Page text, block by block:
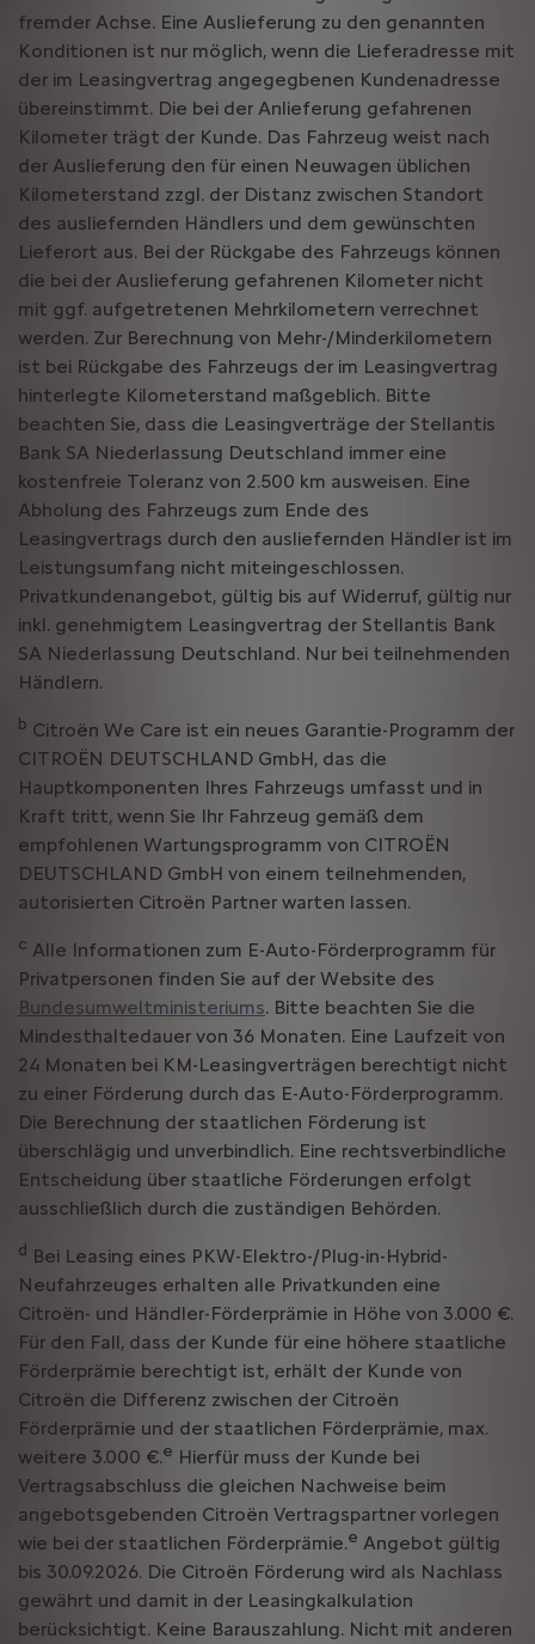
fremder Achse. Eine Auslieferung zu den genannten
Konditionen ist nur möglich, wenn die Lieferadresse mit
der im Leasingvertrag angegegbenen Kundenadresse
übereinstimmt. Die bei der Anlieferung gefahrenen
Kilometer trägt der Kunde. Das Fahrzeug weist nach
der Auslieferung den für einen Neuwagen üblichen
Kilometerstand zzgl. der Distanz zwischen Standort
des ausliefernden Händlers und dem gewünschten
Lieferort aus. Bei der Rückgabe des Fahrzeugs können
die bei der Auslieferung gefahrenen Kilometer nicht
mit ggf. aufgetretenen Mehrkilometern verrechnet
werden. Zur Berechnung von Mehr-/Minderkilometern
ist bei Rückgabe des Fahrzeugs der im Leasingvertrag
hinterlegte Kilometerstand maßgeblich. Bitte
beachten Sie, dass die Leasingverträge der Stellantis
Bank SA Niederlassung Deutschland immer eine
kostenfreie Toleranz von 2.500 km ausweisen. Eine
Abholung des Fahrzeugs zum Ende des
Leasingvertrags durch den ausliefernden Händler ist im
Leistungsumfang nicht miteingeschlossen.
Privatkundenangebot, gültig bis auf Widerruf, gültig nur
inkl. genehmigtem Leasingvertrag der Stellantis Bank
SA Niederlassung Deutschland. Nur bei teilnehmenden
Händlern.
b Citroën We Care ist ein neues Garantie-Programm der
CITROËN DEUTSCHLAND GmbH, das die
Hauptkomponenten Ihres Fahrzeugs umfasst und in
Kraft tritt, wenn Sie Ihr Fahrzeug gemäß dem
empfohlenen Wartungsprogramm von CITROËN
DEUTSCHLAND GmbH von einem teilnehmenden,
autorisierten Citroën Partner warten lassen.
c Alle Informationen zum E-Auto-Förderprogramm für
Privatpersonen finden Sie auf der Website des
Bundesumweltministeriums. Bitte beachten Sie die
Mindesthaltedauer von 36 Monaten. Eine Laufzeit von
24 Monaten bei KM-Leasingverträgen berechtigt nicht
zu einer Förderung durch das E-Auto-Förderprogramm.
Die Berechnung der staatlichen Förderung ist
überschlägig und unverbindlich. Eine rechtsverbindliche
Entscheidung über staatliche Förderungen erfolgt
ausschließlich durch die zuständigen Behörden.
d Bei Leasing eines PKW-Elektro-/Plug-in-Hybrid-
Neufahrzeuges erhalten alle Privatkunden eine
Citroën- und Händler-Förderprämie in Höhe von 3.000 €.
Für den Fall, dass der Kunde für eine höhere staatliche
Förderprämie berechtigt ist, erhält der Kunde von
Citroën die Differenz zwischen der Citroën
Förderprämie und der staatlichen Förderprämie, max.
weitere 3.000 €.e Hierfür muss der Kunde bei
Vertragsabschluss die gleichen Nachweise beim
angebotsgebenden Citroën Vertragspartner vorlegen
wie bei der staatlichen Förderprämie.e Angebot gültig
bis 30.09.2026. Die Citroën Förderung wird als Nachlass
gewährt und damit in der Leasingkalkulation
berücksichtigt. Keine Barauszahlung. Nicht mit anderen